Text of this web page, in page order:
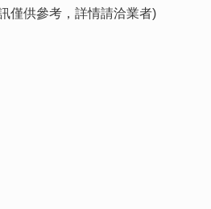
僅供參考，詳情請洽業者)